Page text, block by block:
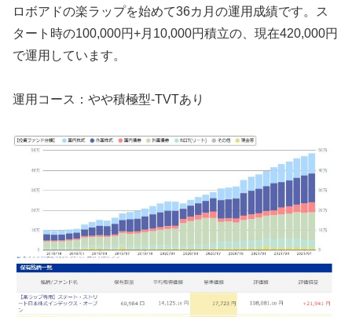
ロボアドの楽ラップを始めて36カ月の運用成績です。ス
タート時の100,000円+月10,000円積立の、現在420,000円
で運用しています。
運用コース：やや積極型-TVTあり